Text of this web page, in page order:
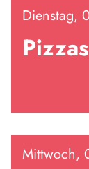
Dienstag,
Mittwoch,